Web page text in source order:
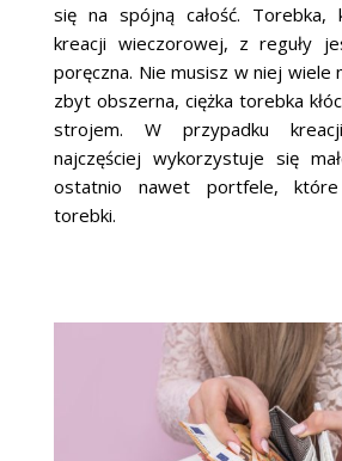
się na spójną całość.
kreacji wieczorowej, z reguły
poręczna. Nie musisz w niej wiele
zbyt obszerna, ciężka torebka
strojem. W przypadku
najczęściej wykorzystuje się
ostatnio nawet portfele,
torebki.